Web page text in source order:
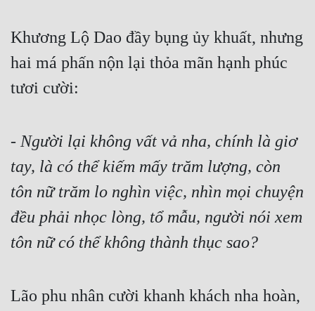
Đẹp Hiệp
Tính Cách Nhân Vật :
Sát Phạt Quyết Đoán
Vô Sỉ
Khương Lộ Dao đầy bụng ủy khuất, nhưng
hai má phấn nộn lại thỏa mãn hạnh phúc
tươi cười:
- Người lại không vất vả nha, chính là giơ
tay, là có thể kiếm mấy trăm lượng, còn
tôn nữ trăm lo nghìn việc, nhìn mọi chuyện
đều phải nhọc lòng, tổ mẫu, người nói xem
tôn nữ có thể không thành thục sao?
Lão phu nhân cười khanh khách nha hoàn,